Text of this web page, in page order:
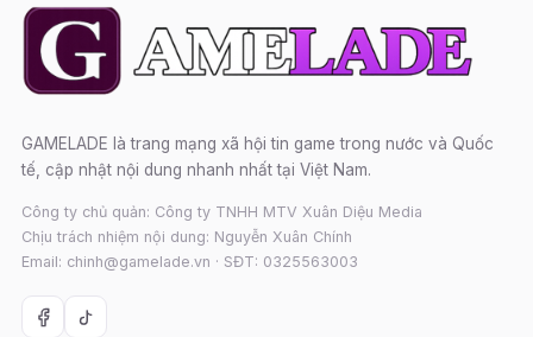
GAMELADE là trang mạng xã hội tin game trong nước và Quốc
tế, cập nhật nội dung nhanh nhất tại Việt Nam.
Công ty chủ quản: Công ty TNHH MTV Xuân Diệu Media
Chịu trách nhiệm nội dung: Nguyễn Xuân Chính
Email: chinh@gamelade.vn · SĐT: 0325563003